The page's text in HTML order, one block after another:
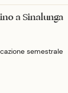
a Sinalunga
semestrale